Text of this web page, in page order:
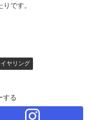
です。
ヤリング
する